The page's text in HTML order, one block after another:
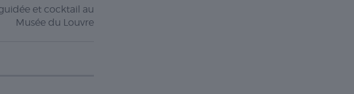
et cocktail au
Musée du Louvre